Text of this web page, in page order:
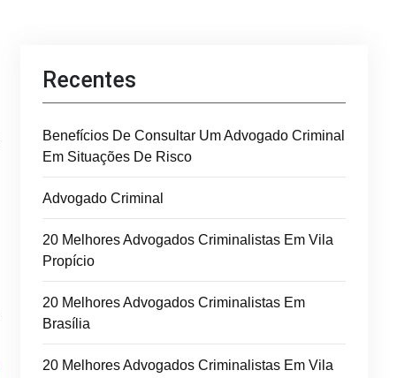
Recentes
Benefícios De Consultar Um Advogado Criminal
Em Situações De Risco
Advogado Criminal
20 Melhores Advogados Criminalistas Em Vila
Propício
20 Melhores Advogados Criminalistas Em
Brasília
20 Melhores Advogados Criminalistas Em Vila